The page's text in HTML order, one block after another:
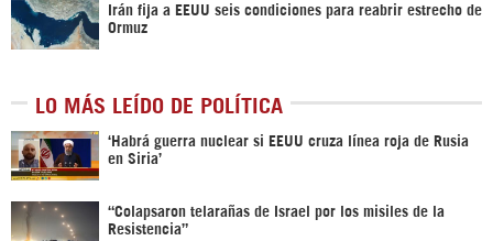
Irán fija a EEUU seis condiciones para reabrir estrecho de
Ormuz
LO MÁS LEÍDO DE POLÍTICA
‎‘Habrá guerra nuclear si EEUU cruza línea roja de Rusia
en Siria’‎
“Colapsaron telarañas de Israel por los misiles de la
Resistencia”